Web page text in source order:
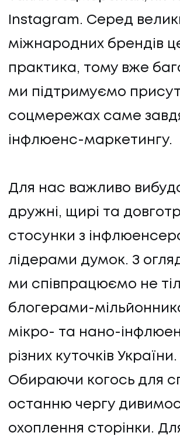
Instagram. Серед
міжнародних брендів
практика, тому вже
ми підтримуємо
соцмережах саме
інфлюенс-маркетингу.
Для нас важливо
дружні, щирі та
стосунки з
лідерами думок. З
ми співпрацюємо не
блогерами-
мікро- та нано-
різних куточків України.
Обираючи когось для
останню чергу
охоплення сторінки.